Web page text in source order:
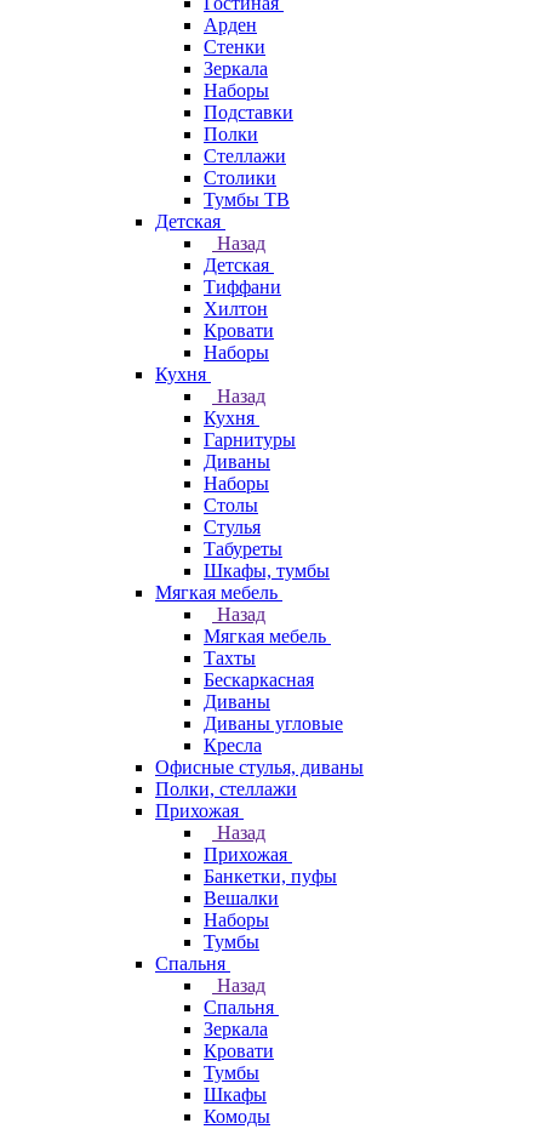
Арден
Стенки
Зеркала
Наборы
Подставки
Полки
Стеллажи
Столики
Тумбы ТВ
Детская
Назад
Детская
Тиффани
Хилтон
Кровати
Наборы
Кухня
Назад
Кухня
Гарнитуры
Диваны
Наборы
Столы
Стулья
Табуреты
Шкафы, тумбы
Мягкая мебель
Назад
Мягкая мебель
Тахты
Бескаркасная
Диваны
Диваны угловые
Кресла
Офисные стулья, диваны
Полки, стеллажи
Прихожая
Назад
Прихожая
Банкетки, пуфы
Вешалки
Наборы
Тумбы
Спальня
Назад
Спальня
Зеркала
Кровати
Тумбы
Шкафы
Комоды